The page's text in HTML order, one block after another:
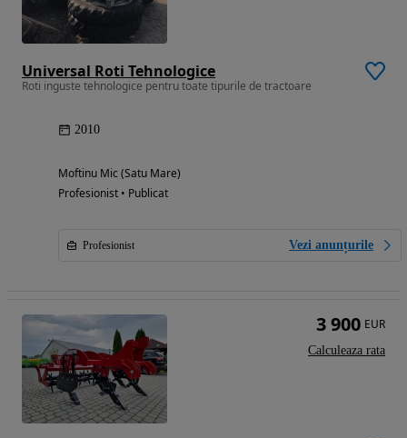
Universal Roti Tehnologice
Roti inguste tehnologice pentru toate tipurile de tractoare
2010
Moftinu Mic (Satu Mare)
Profesionist • Publicat
Profesionist Vezi anunțurile
3 900 EUR
Calculeaza rata